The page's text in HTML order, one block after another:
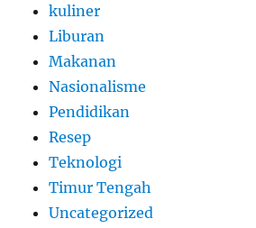
kuliner
Liburan
Makanan
Nasionalisme
Pendidikan
Resep
Teknologi
Timur Tengah
Uncategorized